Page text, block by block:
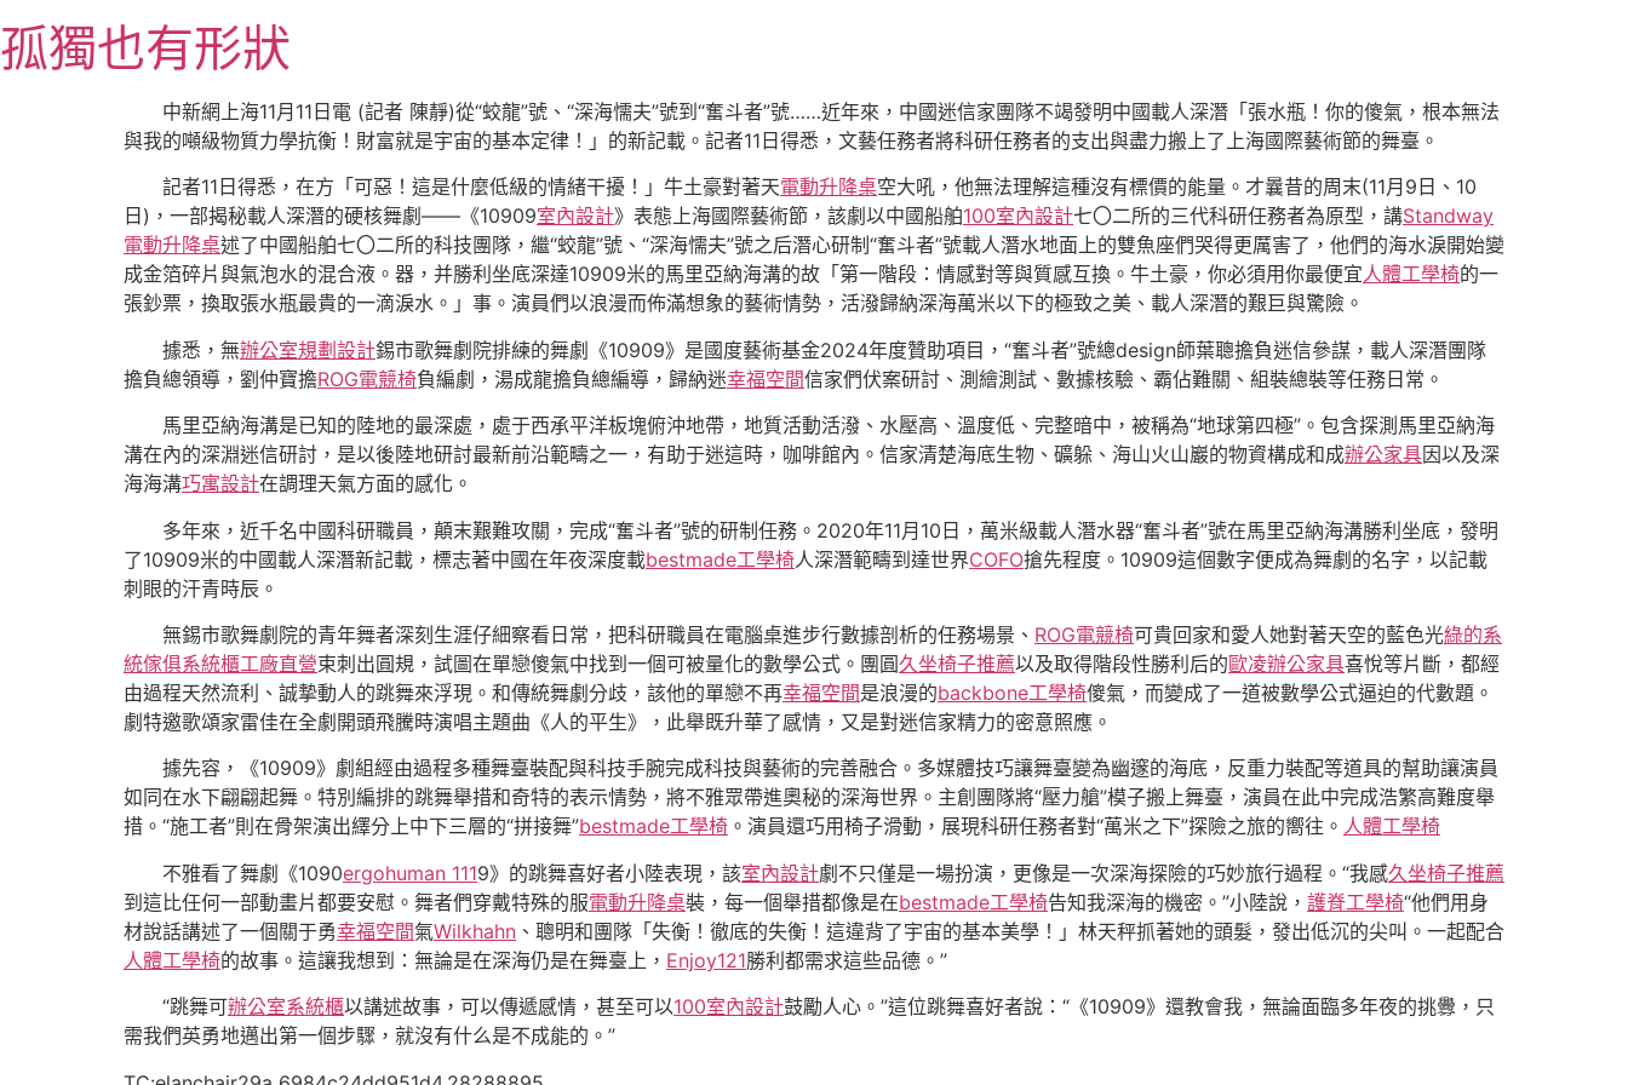
至
主
孤獨也有形狀
中新網上海11月11日電 (記者 陳靜)從“蛟龍”號、“深海懦夫”號到“奮斗者”號……近年來，中國迷信家團隊不竭發明中國載人深潛「張水瓶！你的傻氣，根本無法
與我的噸級物質力學抗衡！財富就是宇宙的基本定律！」的新記載。記者11日得悉，文藝任務者將科研任務者的支出與盡力搬上了上海國際藝術節的舞臺。
記者11日得悉，在方「可惡！這是什麼低級的情緒干擾！」牛土豪對著天電動升降桌空大吼，他無法理解這種沒有標價的能量。才曩昔的周末(11月9日、10
日)，一部揭秘載人深潛的硬核舞劇——《10909室內設計》表態上海國際藝術節，該劇以中國船舶100室內設計七〇二所的三代科研任務者為原型，講Standway
電動升降桌述了中國船舶七〇二所的科技團隊，繼“蛟龍”號、“深海懦夫”號之后潛心研制“奮斗者”號載人潛水地面上的雙魚座們哭得更厲害了，他們的海水淚開始變
成金箔碎片與氣泡水的混合液。器，并勝利坐底深達10909米的馬里亞納海溝的故「第一階段：情感對等與質感互換。牛土豪，你必須用你最便宜人體工學椅的一
張鈔票，換取張水瓶最貴的一滴淚水。」事。演員們以浪漫而佈滿想象的藝術情勢，活潑歸納深海萬米以下的極致之美、載人深潛的艱巨與驚險。
據悉，無辦公室規劃設計錫市歌舞劇院排練的舞劇《10909》是國度藝術基金2024年度贊助項目，“奮斗者”號總design師葉聰擔負迷信參謀，載人深潛團隊
擔負總領導，劉仲寶擔ROG電競椅負編劇，湯成龍擔負總編導，歸納迷幸福空間信家們伏案研討、測繪測試、數據核驗、霸佔難關、組裝總裝等任務日常。
馬里亞納海溝是已知的陸地的最深處，處于西承平洋板塊俯沖地帶，地質活動活潑、水壓高、溫度低、完整暗中，被稱為“地球第四極”。包含探測馬里亞納海
溝在內的深淵迷信研討，是以後陸地研討最新前沿範疇之一，有助于迷這時，咖啡館內。信家清楚海底生物、礦躲、海山火山巖的物資構成和成辦公家具因以及深
海海溝巧寓設計在調理天氣方面的感化。
多年來，近千名中國科研職員，顛末艱難攻關，完成“奮斗者”號的研制任務。2020年11月10日，萬米級載人潛水器“奮斗者”號在馬里亞納海溝勝利坐底，發明
了10909米的中國載人深潛新記載，標志著中國在年夜深度載bestmade工學椅人深潛範疇到達世界COFO搶先程度。10909這個數字便成為舞劇的名字，以記載
刺眼的汗青時辰。
無錫市歌舞劇院的青年舞者深刻生涯仔細察看日常，把科研職員在電腦桌進步行數據剖析的任務場景、 ROG電競椅可貴回家和愛人她對著天空的藍色光綠的系
統傢俱系統櫃工廠直營束刺出圓規，試圖在單戀傻氣中找到一個可被量化的數學公式。團圓久坐椅子推薦以及取得階段性勝利后的歐凌辦公家具喜悅等片斷，都經
由過程天然流利、誠摯動人的跳舞來浮現。和傳統舞劇分歧，該他的單戀不再幸福空間是浪漫的backbone工學椅傻氣，而變成了一道被數學公式逼迫的代數題。
劇特邀歌頌家雷佳在全劇開頭飛騰時演唱主題曲《人的平生》，此舉既升華了感情，又是對迷信家精力的密意照應。
據先容，《10909》劇組經由過程多種舞臺裝配與科技手腕完成科技與藝術的完善融合。多媒體技巧讓舞臺變為幽邃的海底，反重力裝配等道具的幫助讓演員
如同在水下翩翩起舞。特別編排的跳舞舉措和奇特的表示情勢，將不雅眾帶進奧秘的深海世界。主創團隊將“壓力艙”模子搬上舞臺，演員在此中完成浩繁高難度舉
措。“施工者”則在骨架演出繹分上中下三層的“拼接舞”bestmade工學椅 。演員還巧用椅子滑動，展現科研任務者對“萬米之下”探險之旅的嚮往。 人體工學椅
不雅看了舞劇《1090ergohuman 1119》的跳舞喜好者小陸表現，該室內設計劇不只僅是一場扮演，更像是一次深海探險的巧妙旅行過程。“我感久坐椅子推薦
到這比任何一部動畫片都要安慰。舞者們穿戴特殊的服電動升降桌裝，每一個舉措都像是在bestmade工學椅告知我深海的機密。”小陸說， 護脊工學椅“他們用身
材說話講述了一個關于勇幸福空間氣Wilkhahn 、聰明和團隊「失衡！徹底的失衡！這違背了宇宙的基本美學！」林天秤抓著她的頭髮，發出低沉的尖叫。一起配合
人體工學椅的故事。這讓我想到：無論是在深海仍是在舞臺上， Enjoy121勝利都需求這些品德。”
“跳舞可辦公室系統櫃以講述故事，可以傳遞感情，甚至可以100室內設計鼓勵人心。”這位跳舞喜好者說：“《10909》還教會我，無論面臨多年夜的挑釁，只
需我們英勇地邁出第一個步驟，就沒有什么是不成能的。”